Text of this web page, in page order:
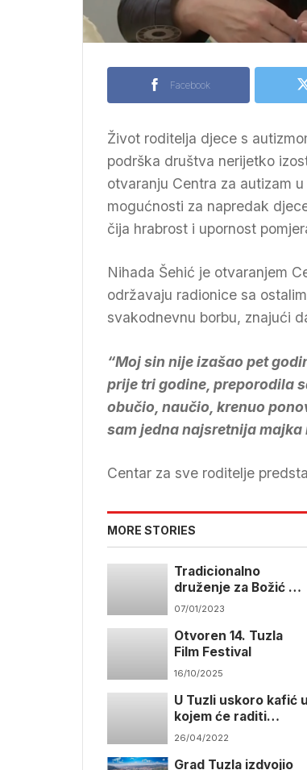
Facebook
Život roditelja djece s
podrška društva nerijetko
otvaranju Centra za autizam
mogućnosti za napredak
čija hrabrost i upornost
Nihada Šehić je otvaranjem
održavaju radionice sa
svakodnevnu borbu, znajući
“Moj sin nije izašao pet
prije tri godine, preporodila
obučio, naučio, krenuo
sam jedna najsretnija majka
Centar za sve roditelje
MORE STORIES
Tradicionalno
druženje za Božić u
Tuzli
07/01/2023
Otvoren 14. Tuzla
Film Festival
16/10/2025
U Tuzli uskoro kafić u
kojem će raditi
osobe s Down
26/04/2022
Grad Tuzla izdvojio